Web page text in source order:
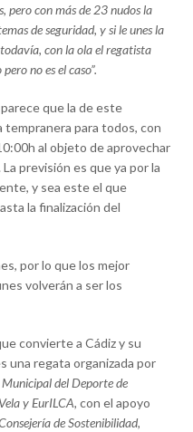
pero con más de 23 nudos la
de seguridad, y si le unes la
con la ola el regatista
no es el caso”.
que la de este
tempranera para todos, con
al objeto de aprovechar
previsión es que ya por la
y sea este el que
la finalización del
por lo que los mejor
volverán a ser los
convierte a Cádiz y su
una regata organizada por
del Deporte de
y EurILCA,con el apoyo
de Sostenibilidad,